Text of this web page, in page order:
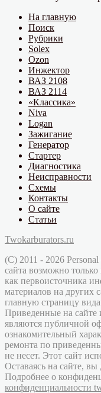
На главную
Поиск
Рубрики
Solex
Ozon
Инжектор
ВАЗ 2108
ВАЗ 2114
«Классика»
Niva
Logan
Зажигание
Генератор
Стартер
Диагностика
Неисправности
Схемы
Контакты
О сайте
Статьи
Twokarburators.ru
(C) 2011 - 2026
сайта возможно
как первоисточника
материалов на других
главную страницу
Приведенные на сайте
являются публичной
ознакомительный
ремонта по
не несет. Этот сайт
Оставаясь на сайте, вы
Подробнее о
конфиденциальности